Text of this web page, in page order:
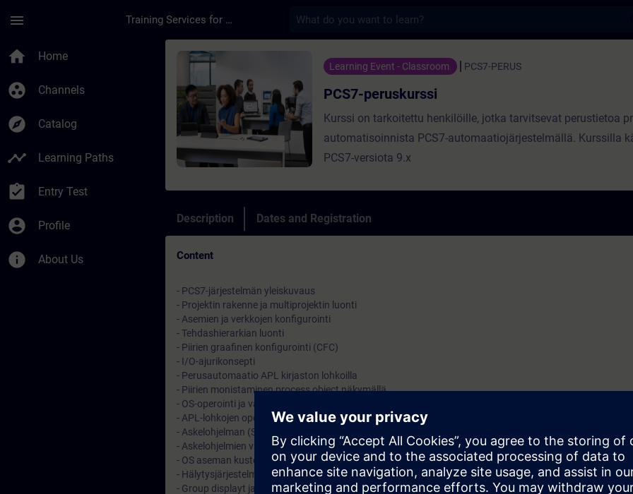
menu Training Services for Digital Industries
home Home
group_work Channels
explore Catalog
timeline Learning Paths
assignment_turned_in Entry Test
account_circle Profile
info About Us
Course - PCS7-peruskurssi - Training - Training - Professional
Learning Event - Classroom PCS7-PERUS
PCS7-peruskurssi
Kurssi on tarkoitettu henkilöille, jotka tarvitsevat perustietoa
automatisoinnista PCS7-automaatiojärjestelmällä. Kurssilla
PCS7-versiota 9.x
Description Dates and Registration
Content
- PCS7-järjestelmän yleiskuvaus
- Projektin rakenne ja multiprojektin luonti
- Asemien ja verkkojen konfigurointi
- Tehdashierarkian luonti
- Piirien graafinen konfigurointi (CFC)
- I/O-ajurikonsepti
- Perusautomaatio APL kirjaston lohkoilla
- Piirien monistaminen process object näkymällä
- OS-operointi ja valvonta perusteet
- APL-lohkojen operointimoodit (automatiikka ja manuaali)
- Askelohjelman (SFC) perusteet (lyhyesti)
- Askelohjelmien visualisointi OS asemalla (lyhyesti)
- OS aseman kustomointi (lyhyesti)
- Hälytysjärjestelmän perusteet (lyhyesti)
- Group displayt ja status display tilatiedot (lyhyesti)